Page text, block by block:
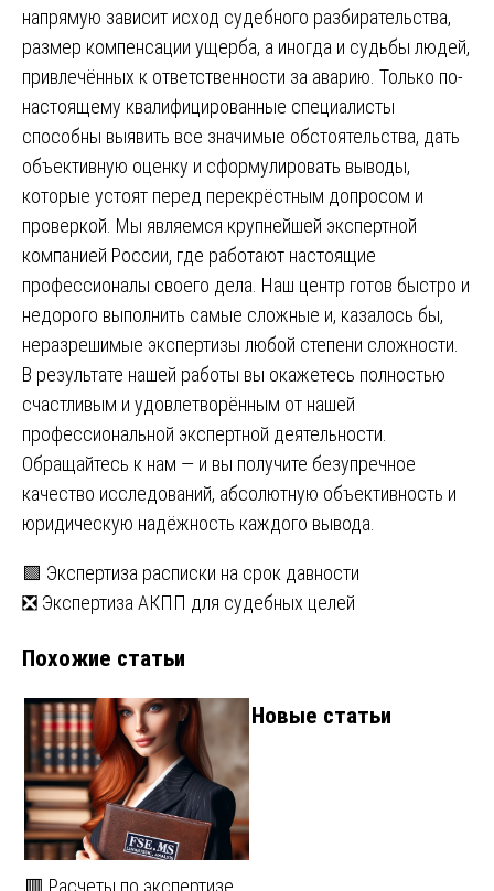
напрямую зависит исход судебного разбирательства,
размер компенсации ущерба, а иногда и судьбы людей,
привлечённых к ответственности за аварию. Только по-
настоящему квалифицированные специалисты
способны выявить все значимые обстоятельства, дать
объективную оценку и сформулировать выводы,
которые устоят перед перекрёстным допросом и
проверкой. Мы являемся крупнейшей экспертной
компанией России, где работают настоящие
профессионалы своего дела. Наш центр готов быстро и
недорого выполнить самые сложные и, казалось бы,
неразрешимые экспертизы любой степени сложности.
В результате нашей работы вы окажетесь полностью
счастливым и удовлетворённым от нашей
профессиональной экспертной деятельности.
Обращайтесь к нам — и вы получите безупречное
качество исследований, абсолютную объективность и
юридическую надёжность каждого вывода.
Навигация
по
записям
🟩 Экспертиза расписки на срок давности
❎ Экспертиза АКПП для судебных целей
Похожие статьи
🟥 Расчеты по экспертизе
Новые статьи